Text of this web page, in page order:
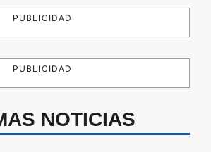
PUBLICIDAD
PUBLICIDAD
NOTICIAS